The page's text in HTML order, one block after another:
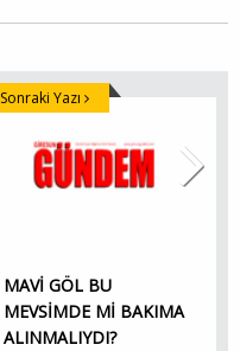
MAVİ GÖL BU
MEVSİMDE Mİ BAKIMA
ALINMALIYDI?
Sonraki Yazı